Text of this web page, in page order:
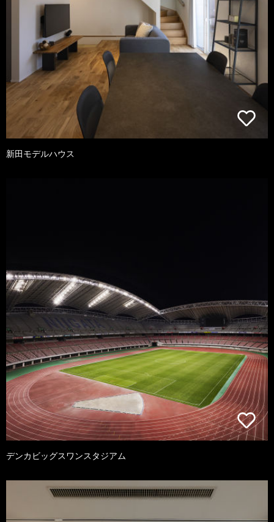
新田モデルハウス
デンカビッグスワンスタジアム